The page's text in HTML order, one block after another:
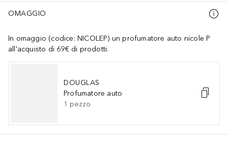
OMAGGIO
In omaggio (codice: NICOLEP) un profumatore auto nicole P
all'acquisto di 69€ di prodotti.
DOUGLAS
Profumatore auto
1 pezzo